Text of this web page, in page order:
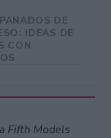
DE
IDEAS DE
CON
Fifth Models